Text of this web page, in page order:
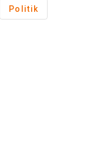
Politik